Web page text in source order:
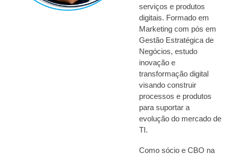
serviços e produtos
digitais. Formado em
Marketing com pós em
Gestão Estratégica de
Negócios, estudo
inovação e
transformação digital
visando construir
processos e produtos
para suportar a
evolução do mercado de
TI.
Como sócio e CBO na